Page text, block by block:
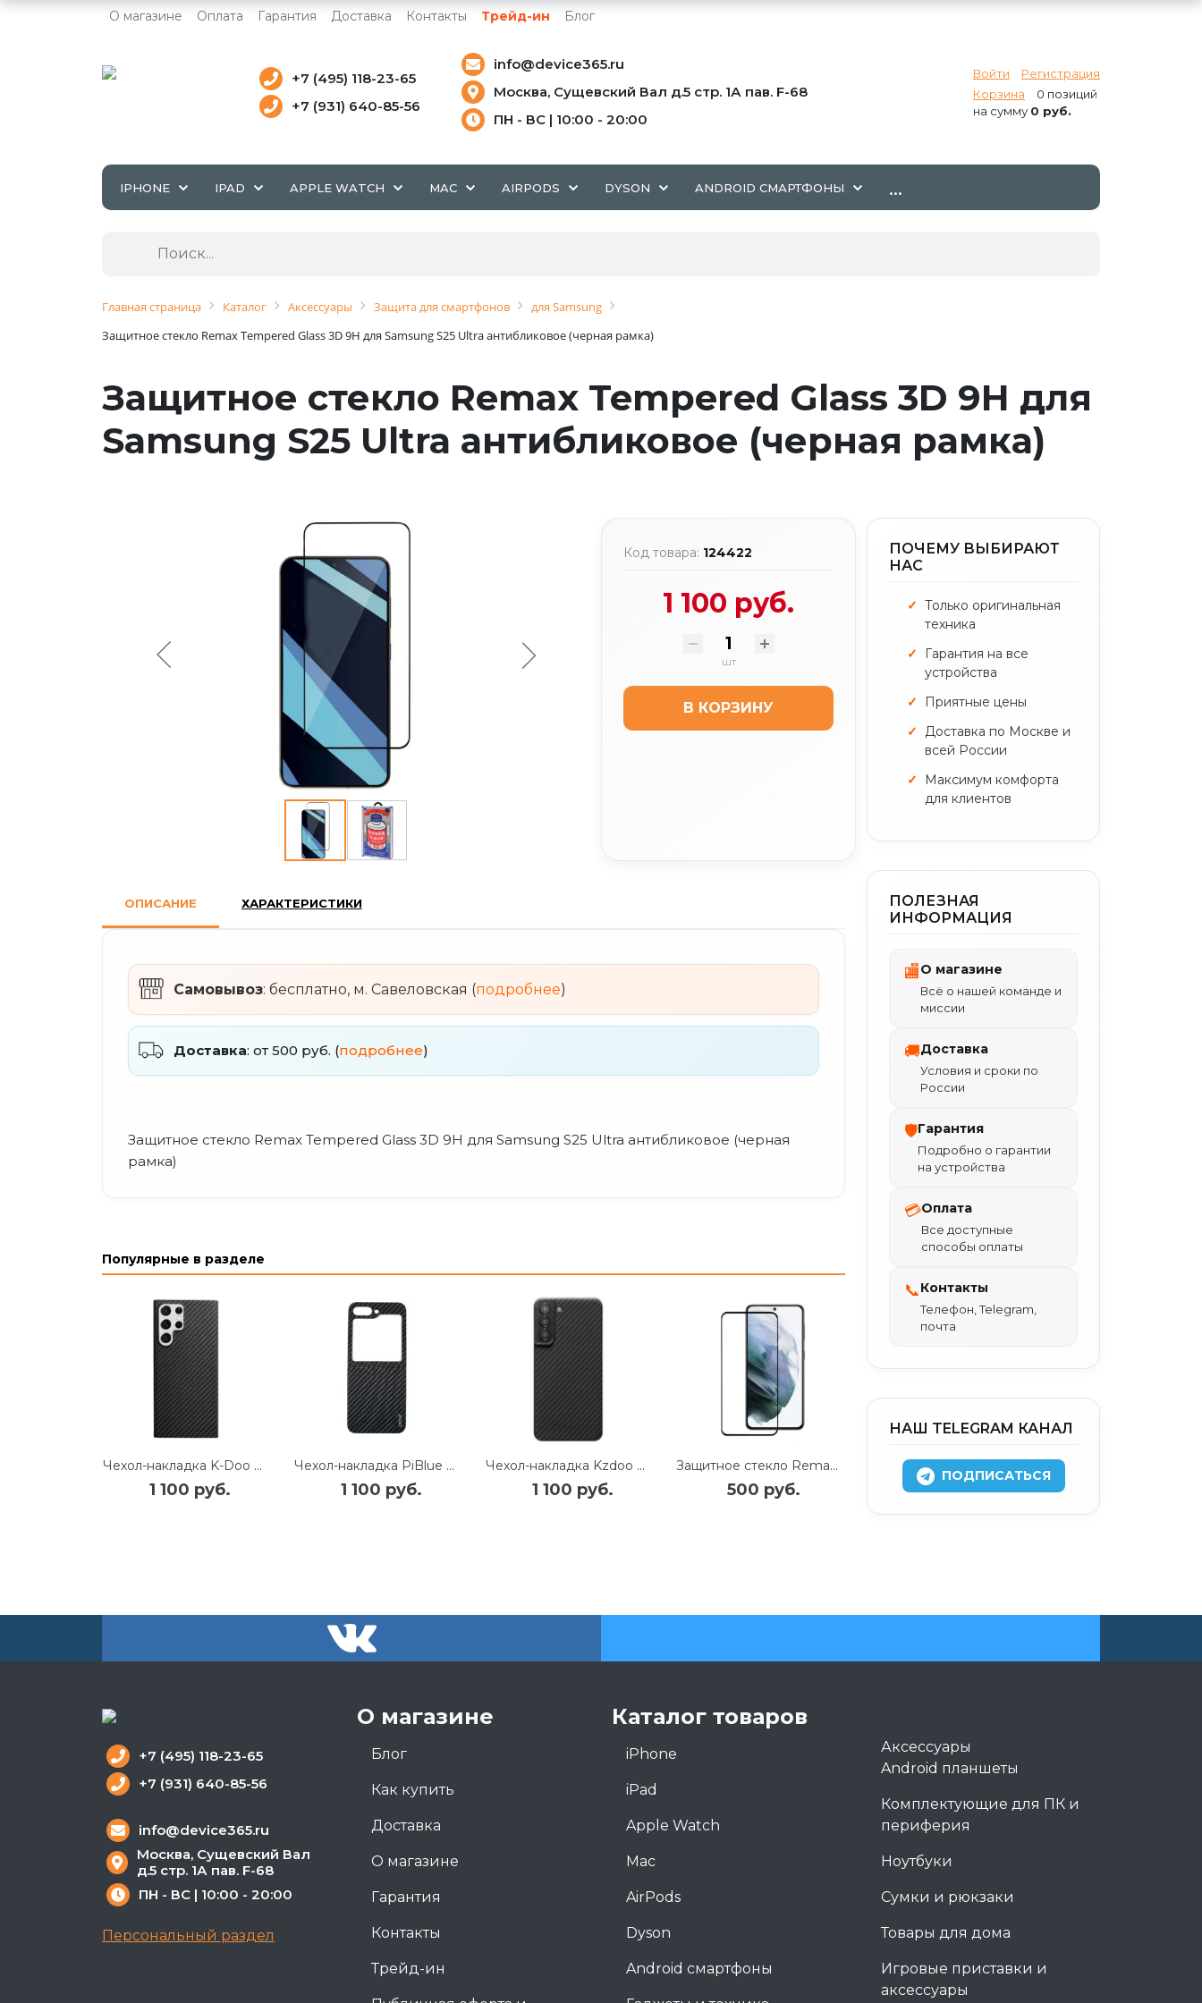
О магазине Оплата Гарантия Доставка Контакты Трейд-ин Блог
Войти
Регистрация
Корзина
0 позиций
на сумму 0 руб.
+7 (495) 118-23-65
+7 (931) 640-85-56
info@device365.ru
Москва, Сущевский Вал д.5 стр. 1А пав. F-68
ПН - ВС | 10:00 - 20:00
IPHONE IPAD APPLE WATCH MAC AIRPODS DYSON ANDROID СМАРТФОНЫ ...
Главная страница Каталог Аксессуары Защита для смартфонов
для Samsung
Защитное стекло Remax Tempered Glass 3D 9H для Samsung S25 Ultra антибликовое (черная рамка)
Защитное стекло Remax Tempered Glass 3D 9H для
Samsung S25 Ultra антибликовое (черная рамка)
Код товара: 124422
1 100 руб.
шт
В КОРЗИНУ
ОПИСАНИЕ ХАРАКТЕРИСТИКИ
Самовывоз: бесплатно, м. Савеловская (подробнее)
Доставка: от 500 руб. (подробнее)
Защитное стекло Remax Tempered Glass 3D 9H для Samsung S25 Ultra антибликовое (черная
рамка)
Популярные в разделе
Чехол-накладка K-Doo Kevlar Case для Samsung Galaxy S22 Ultra карбоновый (черно-серый в полоску)
1 100 руб.
Чехол-накладка PiBlue Flagship Case для Samsung Galaxy Z Flip 6 (карбоновый в полоску черно-серый)
1 100 руб.
Чехол-накладка Kzdoo Keivlar Case для Samsung Galaxy S23+ карбоновый (черно-серый в полоску)
1 100 руб.
Защитное стекло Remax Tempered Glass 3D 9H для Samsung S24 Ultra антибликовое (черная рамка)
500 руб.
ПОЧЕМУ ВЫБИРАЮТ
НАС
Только оригинальная
техника
Гарантия на все
устройства
Приятные цены
Доставка по Москве и
всей России
Максимум комфорта
для клиентов
ПОЛЕЗНАЯ
ИНФОРМАЦИЯ
🏬О магазине
Всё о нашей команде и
миссии
🚚Доставка
Условия и сроки по
России
🛡Гарантия
Подробно о гарантии
на устройства
💳Оплата
Все доступные
способы оплаты
📞Контакты
Телефон, Telegram,
почта
НАШ TELEGRAM КАНАЛ
ПОДПИСАТЬСЯ
О магазине
Блог
Как купить
Доставка
О магазине
Гарантия
Контакты
Трейд-ин
Каталог товаров
iPhone
iPad
Apple Watch
Mac
AirPods
Dyson
Android смартфоны
Аксессуары
Android планшеты
Комплектующие для ПК и
периферия
Ноутбуки
Сумки и рюкзаки
Товары для дома
Игровые приставки и
аксессуары
+7 (495) 118-23-65
+7 (931) 640-85-56
info@device365.ru
Москва, Сущевский Вал
д.5 стр. 1А пав. F-68
ПН - ВС | 10:00 - 20:00
Персональный раздел